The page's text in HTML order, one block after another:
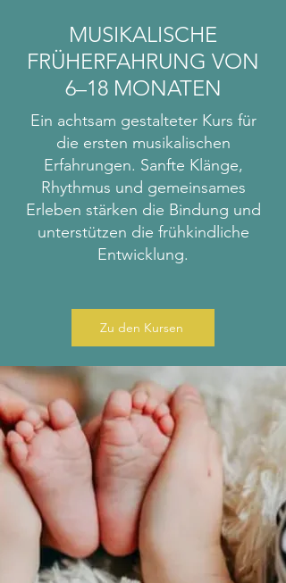
MUSIKALISCHE
FRÜHERFAHRUNG VON
6–18 MONATEN
Ein achtsam gestalteter Kurs für
die ersten musikalischen
Erfahrungen. Sanfte Klänge,
Rhythmus und gemeinsames
Erleben stärken die Bindung und
unterstützen die frühkindliche
Entwicklung.
Zu den Kursen